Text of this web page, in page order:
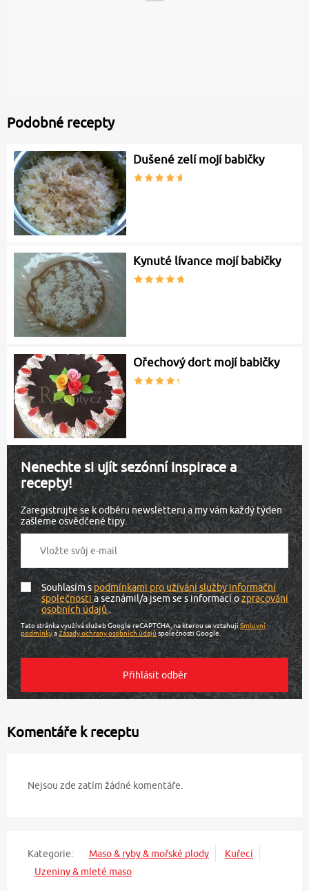
Podobné recepty
Dušené zelí mojí babičky
Kynuté lívance mojí babičky
Ořechový dort mojí babičky
Nenechte si ujít sezónní inspirace a
recepty!
Zaregistrujte se k odběru newsletteru a my vám každý týden
zašleme osvědčené tipy.
Souhlasím spodmínkami pro užívání služby informační
společnostia seznámil/a jsem se s informací ozpracování
osobních údajů.
Tato stránka využívá služeb Google reCAPTCHA, na kterou se vztahujíSmluvní
podmínkyaZásady ochrany osobních údajů společnosti Google.
Komentáře k receptu
Nejsou zde zatím žádné komentáře.
Kategorie: Maso & ryby & mořské plody
Kuřecí
Uzeniny & mleté maso